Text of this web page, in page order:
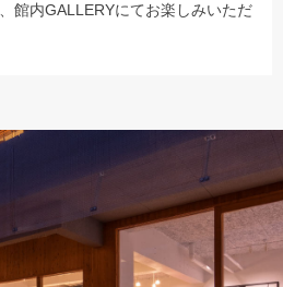
館内GALLERYにてお楽しみいただ